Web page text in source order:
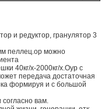
и редуктор, гранулятор 3
пеллец.ор можно
40кг/х-2000кг/х.Оур с
передача достаточная
формируя и с большой
вам.